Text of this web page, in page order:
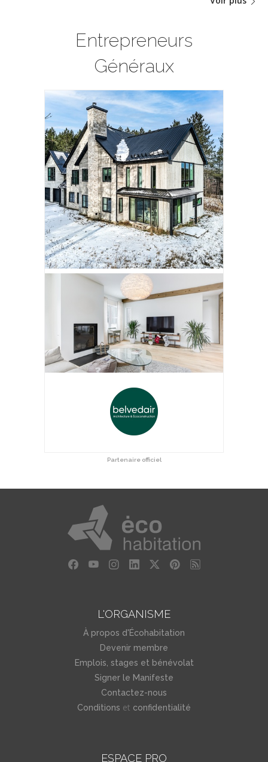
Entrepreneurs
Généraux
Partenaire officiel
L'ORGANISME
À propos d'Écohabitation
Devenir membre
Emplois, stages et bénévolat
Signer le Manifeste
Contactez-nous
Conditions et confidentialité
ESPACE PRO